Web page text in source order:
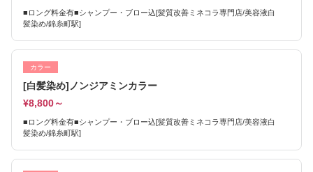
■ロング料金有■シャンプー・ブロー込[髪質改善ミネコラ専門店/美容液白
髪染め/錦糸町駅]
カラー
[白髪染め]ノンジアミンカラー
¥8,800～
■ロング料金有■シャンプー・ブロー込[髪質改善ミネコラ専門店/美容液白
髪染め/錦糸町駅]